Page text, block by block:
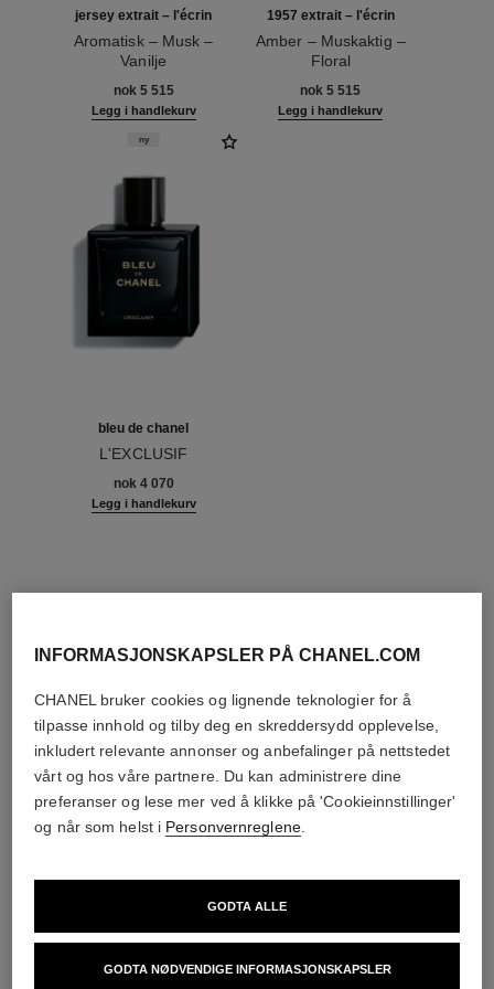
jersey extrait – l'écrin
Aromatisk – Musk –
Vanilje
nok 5 515
Legg i handlekurv
1957 extrait – l'écrin
Amber – Muskaktig –
Floral
nok 5 515
Legg i handlekurv
bleu de chanel
L'EXCLUSIF
ny
nok 4 070
Legg i handlekurv
ULTRA WEAR FLYTENDE
ny
HYDRATING
eksklusiv
INFORMASJONSKAPSLER PÅ CHANEL.COM
CHANEL bruker cookies og lignende teknologier for å
tilpasse innhold og tilby deg en skreddersydd opplevelse,
inkludert relevante annonser og anbefalinger på nettstedet
vårt og hos våre partnere. Du kan administrere dine
preferanser og lese mer ved å klikke på 'Cookieinnstillinger'
og når som helst i Personvernreglene.
GODTA NØDVENDIGE INFORMASJONSKAPSLER
GODTA ALLE